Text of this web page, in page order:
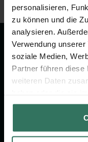
personalisieren,
zu können und die
analysieren.
Verwendung
soziale Medien,
Partner führen
weiteren Daten
gesammelt haben.
Wir sind Ihr
um das
Vorsorge.